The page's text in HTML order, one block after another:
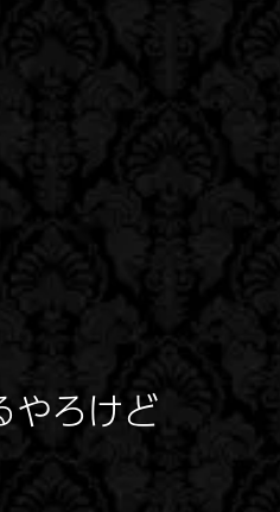
やろけど